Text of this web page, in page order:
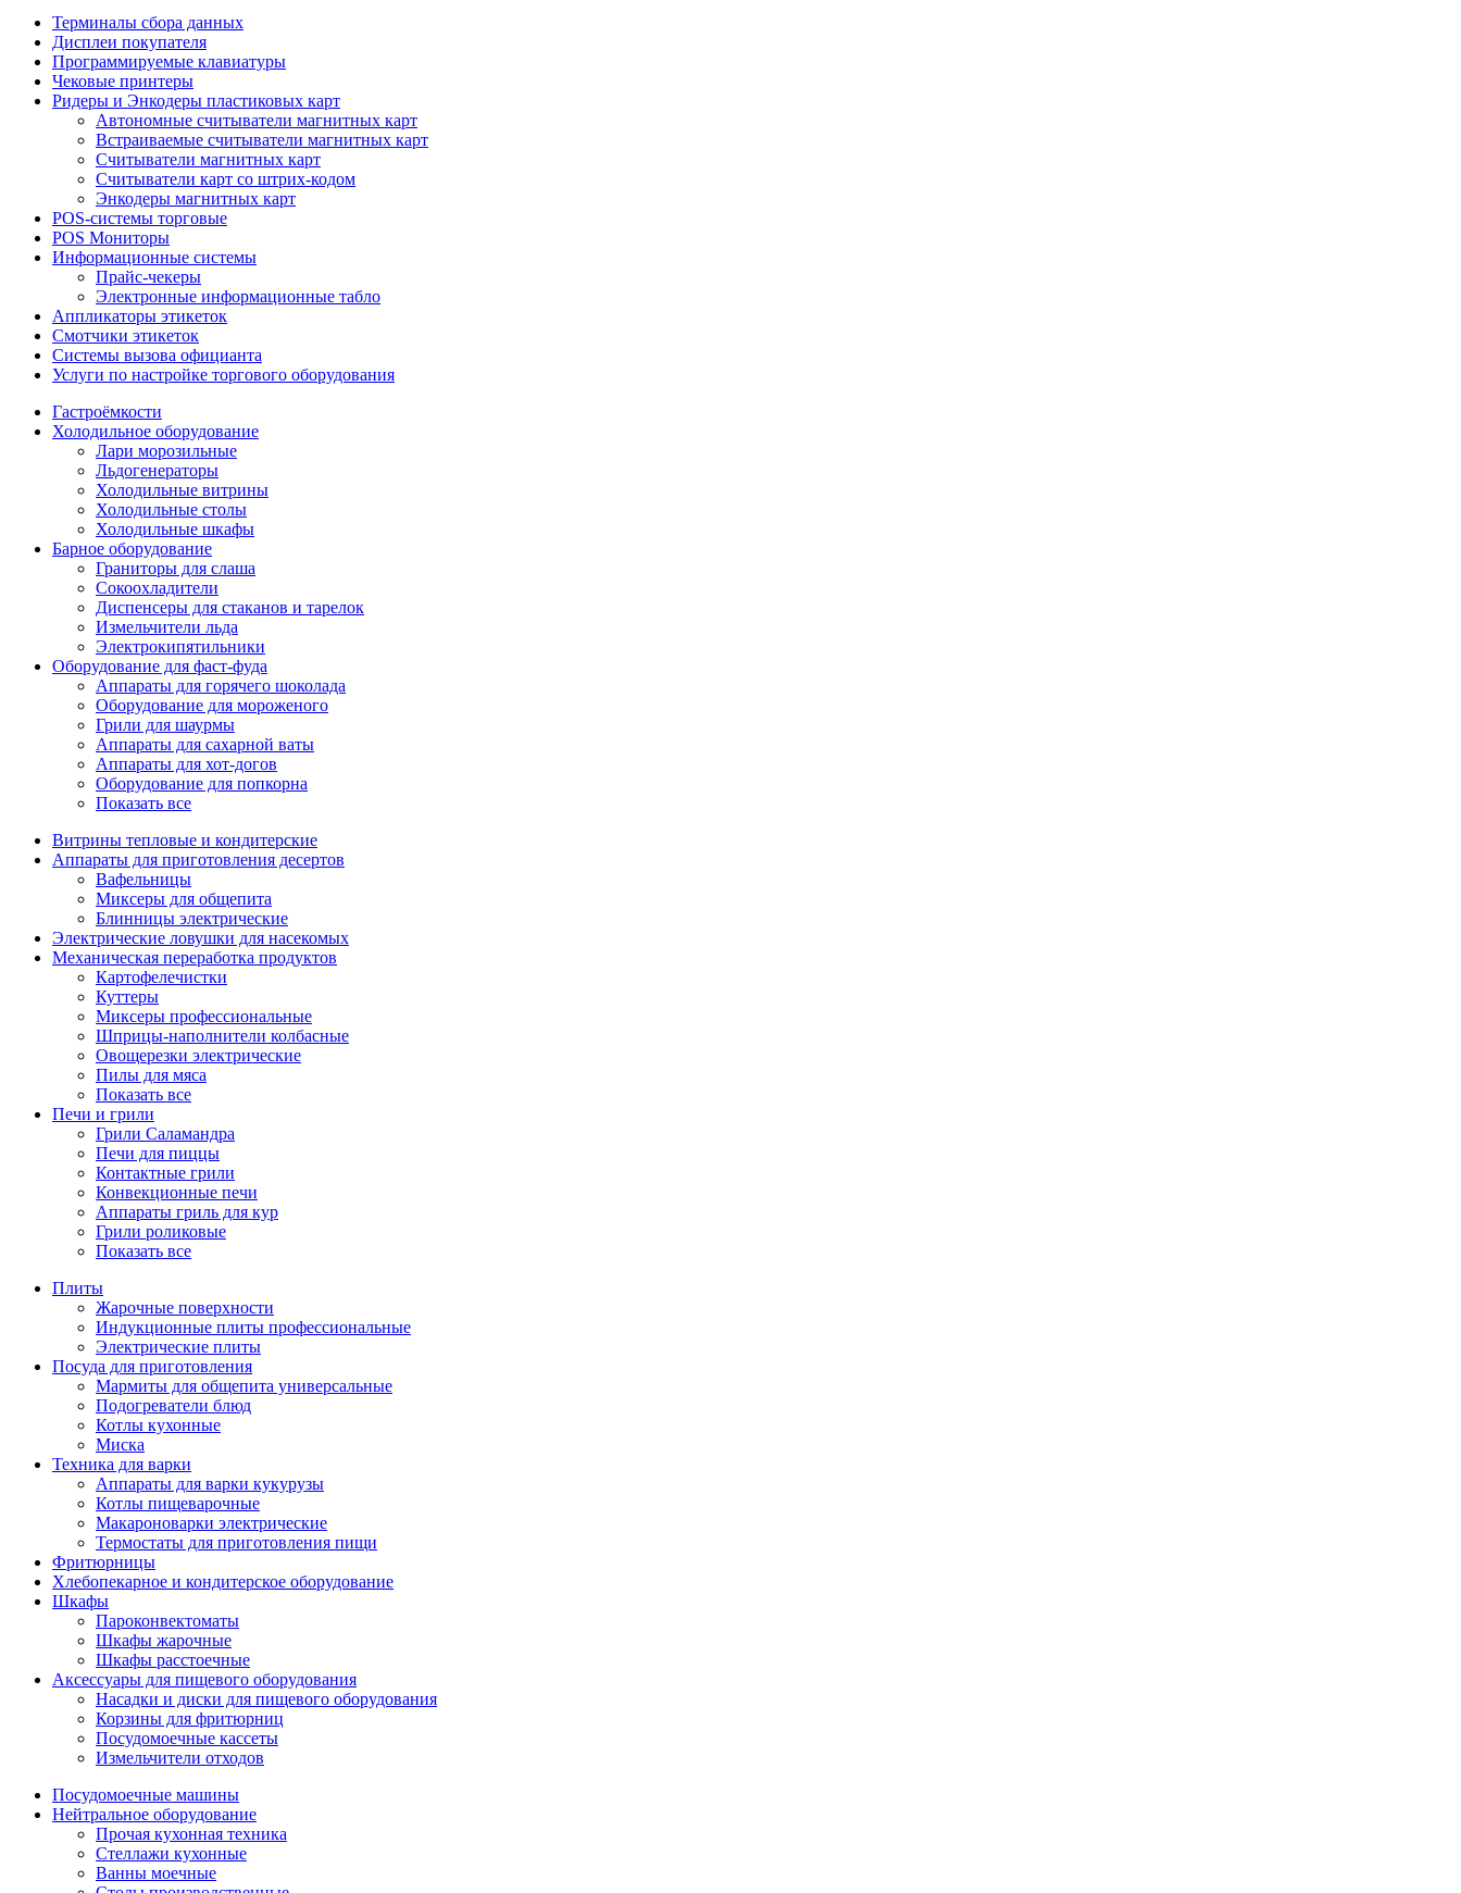
Терминалы сбора данных
Дисплеи покупателя
Программируемые клавиатуры
Чековые принтеры
Ридеры и Энкодеры пластиковых карт
Автономные считыватели магнитных карт
Встраиваемые считыватели магнитных карт
Считыватели магнитных карт
Считыватели карт со штрих-кодом
Энкодеры магнитных карт
POS-системы торговые
POS Мониторы
Информационные системы
Прайс-чекеры
Электронные информационные табло
Аппликаторы этикеток
Смотчики этикеток
Системы вызова официанта
Услуги по настройке торгового оборудования
Гастроёмкости
Холодильное оборудование
Лари морозильные
Льдогенераторы
Холодильные витрины
Холодильные столы
Холодильные шкафы
Барное оборудование
Граниторы для слаша
Сокоохладители
Диспенсеры для стаканов и тарелок
Измельчители льда
Электрокипятильники
Оборудование для фаст-фуда
Аппараты для горячего шоколада
Оборудование для мороженого
Грили для шаурмы
Аппараты для сахарной ваты
Аппараты для хот-догов
Оборудование для попкорна
Показать все
Витрины тепловые и кондитерские
Аппараты для приготовления десертов
Вафельницы
Миксеры для общепита
Блинницы электрические
Электрические ловушки для насекомых
Механическая переработка продуктов
Картофелечистки
Куттеры
Миксеры профессиональные
Шприцы-наполнители колбасные
Овощерезки электрические
Пилы для мяса
Показать все
Печи и грили
Грили Саламандра
Печи для пиццы
Контактные грили
Конвекционные печи
Аппараты гриль для кур
Грили роликовые
Показать все
Плиты
Жарочные поверхности
Индукционные плиты профессиональные
Электрические плиты
Посуда для приготовления
Мармиты для общепита универсальные
Подогреватели блюд
Котлы кухонные
Миска
Техника для варки
Аппараты для варки кукурузы
Котлы пищеварочные
Макароноварки электрические
Термостаты для приготовления пищи
Фритюрницы
Хлебопекарное и кондитерское оборудование
Шкафы
Пароконвектоматы
Шкафы жарочные
Шкафы расстоечные
Аксессуары для пищевого оборудования
Насадки и диски для пищевого оборудования
Корзины для фритюрниц
Посудомоечные кассеты
Измельчители отходов
Посудомоечные машины
Нейтральное оборудование
Прочая кухонная техника
Стеллажи кухонные
Ванны моечные